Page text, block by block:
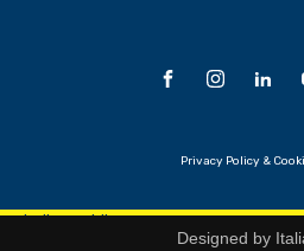
Privacy Policy &
hello world!
Designed by